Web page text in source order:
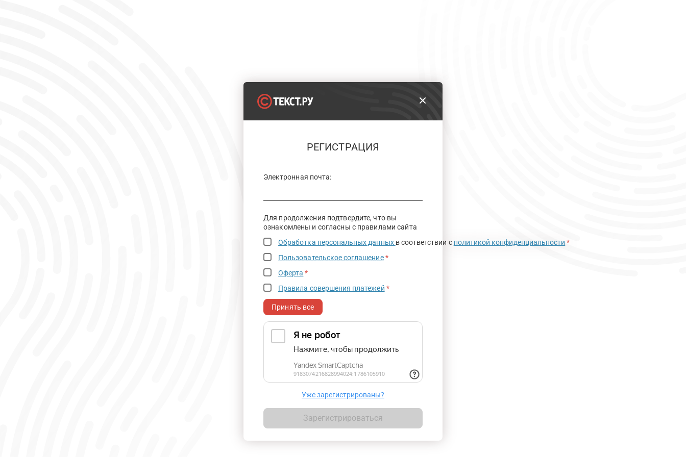
РЕГИСТРАЦИЯ
Электронная почта:
Для продолжения подтвердите, что вы
ознакомлены и согласны с правилами сайта
Обработка персональных данных в соответствии с политикой конфиденциальности *
Пользовательское соглашение *
Оферта *
Правила совершения платежей *
Принять все
Уже зарегистрированы?
Зарегистрироваться